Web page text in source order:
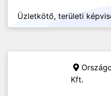
Üzletkötő, területi
Kft.